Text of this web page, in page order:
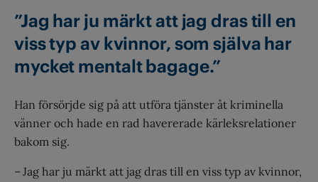
”Jag har ju märkt att jag dras till en
viss typ av kvinnor, som själva har
mycket mentalt bagage.”
Han försörjde sig på att utföra tjänster åt kriminella
vänner och hade en rad havererade kärleksrelationer
bakom sig.
– Jag har ju märkt att jag dras till en viss typ av kvinnor,